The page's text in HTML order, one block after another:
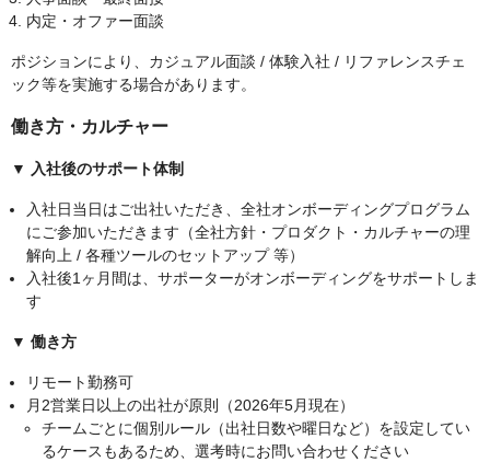
内定・オファー面談
ポジションにより、カジュアル面談 / 体験入社 / リファレンスチェ
ック等を実施する場合があります。
働き方・カルチャー
▼ 入社後のサポート体制
入社日当日はご出社いただき、全社オンボーディングプログラム
にご参加いただきます（全社方針・プロダクト・カルチャーの理
解向上 / 各種ツールのセットアップ 等）
入社後1ヶ月間は、サポーターがオンボーディングをサポートしま
す
▼ 働き方
リモート勤務可
月2営業日以上の出社が原則（2026年5月現在）
チームごとに個別ルール（出社日数や曜日など）を設定してい
るケースもあるため、選考時にお問い合わせください